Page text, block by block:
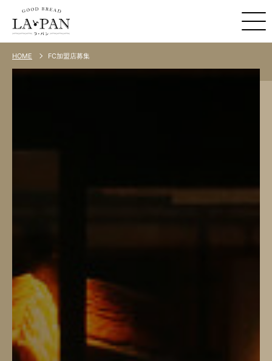
HOME FC加盟店募集